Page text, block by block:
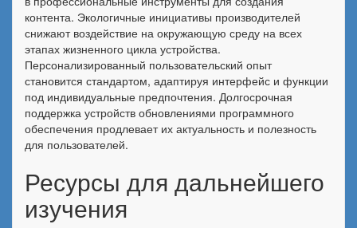
контента. Экологичные инициативы производителей
снижают воздействие на окружающую среду на всех
этапах жизненного цикла устройства.
Персонализированный пользовательский опыт
становится стандартом, адаптируя интерфейс и функции
под индивидуальные предпочтения. Долгосрочная
поддержка устройств обновлениями программного
обеспечения продлевает их актуальность и полезность
для пользователей.
Ресурсы для дальнейшего
изучения